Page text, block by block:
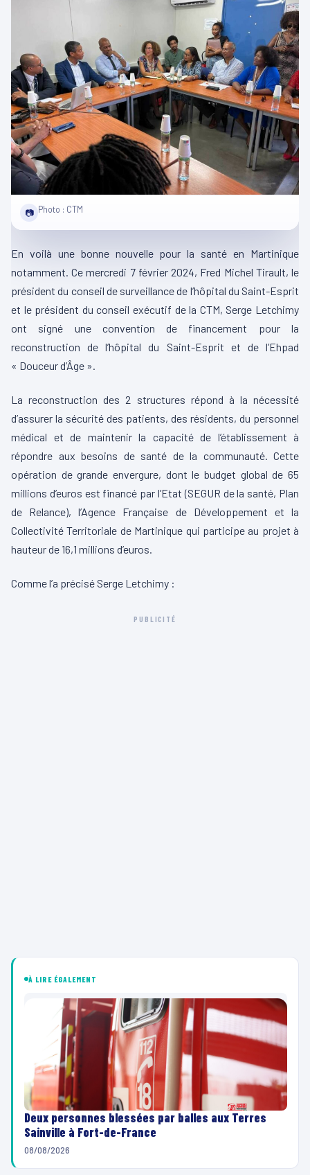
📷 Photo : CTM
En voilà une bonne nouvelle pour la santé en Martinique
notamment. Ce mercredi 7 février 2024, Fred Michel Tirault, le
président du conseil de surveillance de l’hôpital du Saint-Esprit
et le président du conseil exécutif de la CTM, Serge Letchimy
ont signé une convention de financement pour la
reconstruction de l’hôpital du Saint-Esprit et de l’Ehpad
« Douceur d’Âge ».
La reconstruction des 2 structures répond à la nécessité
d’assurer la sécurité des patients, des résidents, du personnel
médical et de maintenir la capacité de l’établissement à
répondre aux besoins de santé de la communauté. Cette
opération de grande envergure, dont le budget global de 65
millions d’euros est financé par l’Etat (SEGUR de la santé, Plan
de Relance), l’Agence Française de Développement et la
Collectivité Territoriale de Martinique qui participe au projet à
hauteur de 16,1 millions d’euros.
Comme l’a précisé Serge Letchimy :
PUBLICITÉ
À LIRE ÉGALEMENT
Deux personnes blessées par balles aux Terres
Sainville à Fort-de-France
08/08/2026